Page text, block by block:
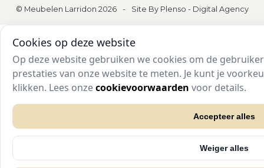
© Meubelen Larridon 2026 - Site By Plenso - Digital Agency
Cookies op deze website
Op deze website gebruiken we cookies om de
prestaties van onze website te meten. Je kunt je
klikken. Lees onzecookievoorwaarden voor details.
Accepteer alles
Weiger alles